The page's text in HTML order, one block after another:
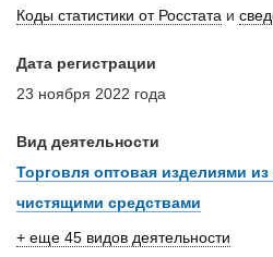
Коды статистики от Росстата и
Дата регистрации
23 ноября 2022 года
Вид деятельности
Торговля оптовая изделиями из
чистящими средствами
+ еще 45 видов деятельности